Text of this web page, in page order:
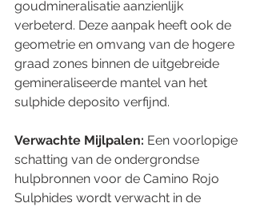
goudmineralisatie aanzienlijk
verbeterd. Deze aanpak heeft ook de
geometrie en omvang van de hogere
graad zones binnen de uitgebreide
gemineraliseerde mantel van het
sulphide deposito verfijnd.
Verwachte Mijlpalen: Een voorlopige
schatting van de ondergrondse
hulpbronnen voor de Camino Rojo
Sulphides wordt verwacht in de